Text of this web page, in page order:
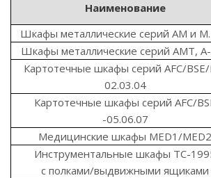
Наименование
Шкафы металлические серий АМ и
Шкафы металлические серий АМТ, A-
Картотечные шкафы серий АFC/BSE/
02.03.04
Картотечные шкафы серий АFC/
-05.06.07
Медицинские шкафы MED1/MED2
Инструментальные шкафы ТС-
с полками/выдвижными ящиками